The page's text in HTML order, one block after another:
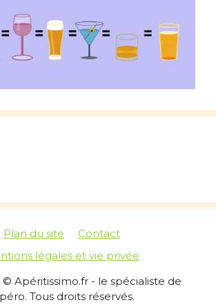
Plan du site
Contact
légales et vie privée
© Apéritissimo.fr - le spécialiste de
Tous droits réservés.